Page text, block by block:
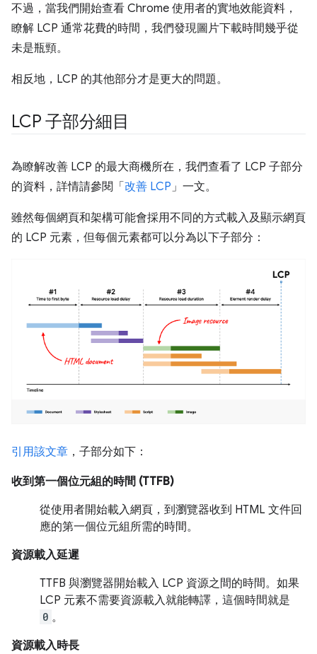
不過，當我們開始查看 Chrome 使用者的實地效能資料，
瞭解 LCP 通常花費的時間，我們發現圖片下載時間幾乎從
未是瓶頸。
相反地，LCP 的其他部分才是更大的問題。
LCP 子部分細目
為瞭解改善 LCP 的最大商機所在，我們查看了 LCP 子部分
的資料，詳情請參閱「改善 LCP 」一文。
雖然每個網頁和架構可能會採用不同的方式載入及顯示網頁
的 LCP 元素，但每個元素都可以分為以下子部分：
引用該文章 ，子部分如下：
收到第一個位元組的時間 (TTFB)
從使用者開始載入網頁，到瀏覽器收到 HTML 文件回
應的第一個位元組所需的時間。
資源載入延遲
TTFB 與瀏覽器開始載入 LCP 資源之間的時間。如果
LCP 元素不需要資源載入就能轉譯，這個時間就是
0 。
資源載入時長